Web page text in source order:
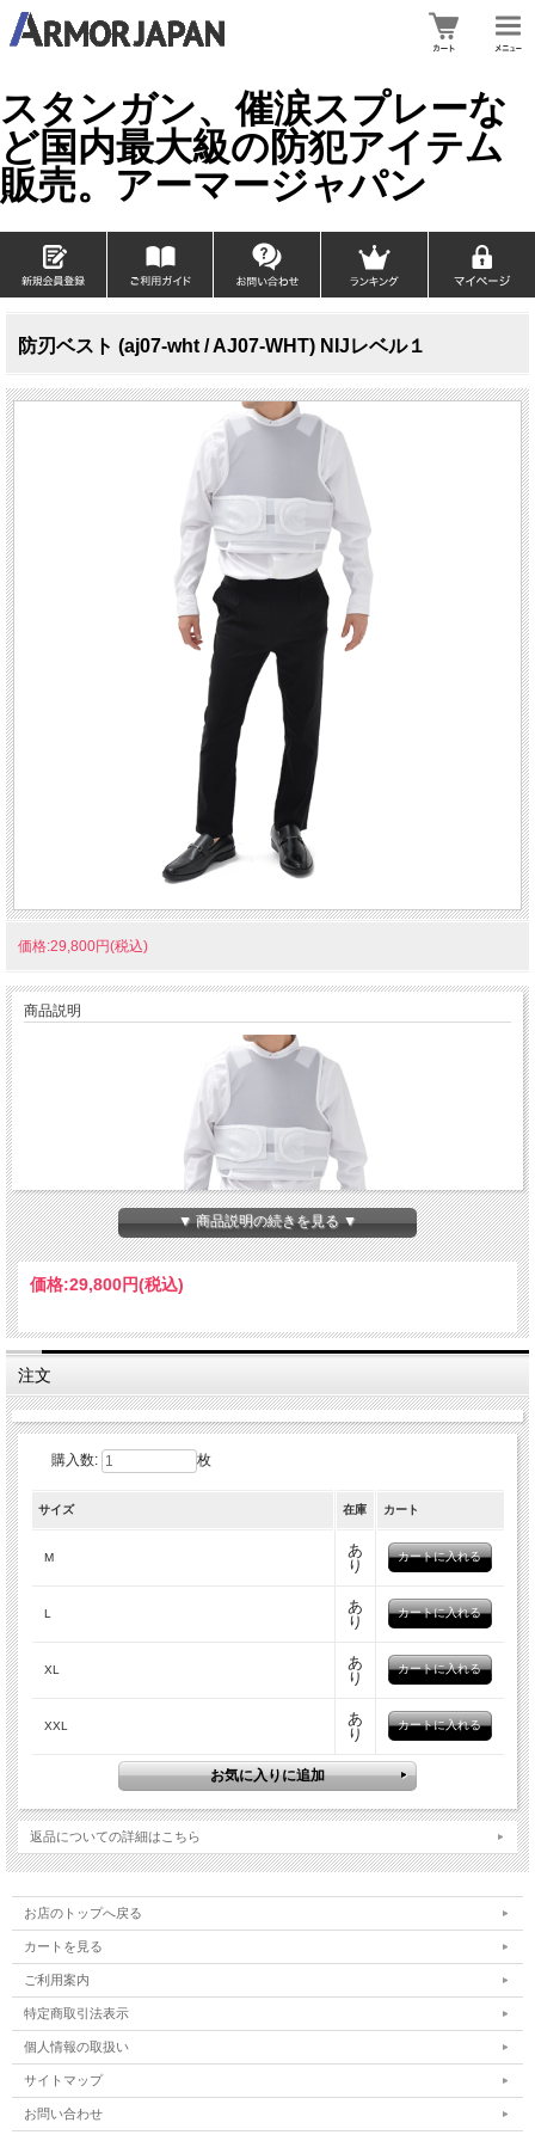
スタンガン、催涙スプレーな
ど国内最大級の防犯アイテム
販売。アーマージャパン
防刃ベスト (aj07-wht / AJ07-WHT) NIJレベル１
価格:29,800円(税込)
商品説明
▼ 商品説明の続きを見る ▼
価格:29,800円(税込)
注文
購入数: 枚
サイズ 在庫 カート
M
あ
り
L
あ
り
XL
あ
り
XXL
あ
り
返品についての詳細はこちら
お店のトップへ戻る
カートを見る
ご利用案内
特定商取引法表示
個人情報の取扱い
サイトマップ
お問い合わせ